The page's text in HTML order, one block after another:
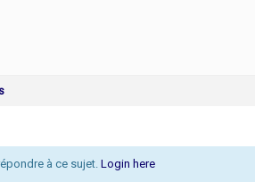
à ce sujet. Login here